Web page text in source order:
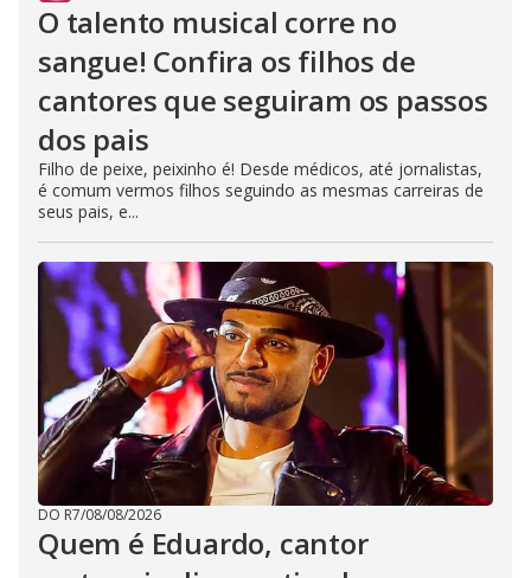
O talento musical corre no
sangue! Confira os filhos de
cantores que seguiram os passos
dos pais
Filho de peixe, peixinho é! Desde médicos, até jornalistas,
é comum vermos filhos seguindo as mesmas carreiras de
seus pais, e...
DO R7/08/08/2026
Quem é Eduardo, cantor